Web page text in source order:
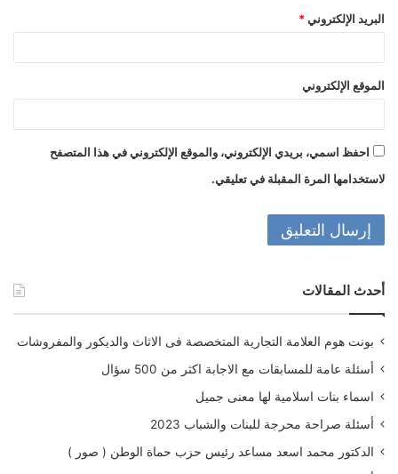
البريد الإلكتروني *
الموقع الإلكتروني
احفظ اسمي، بريدي الإلكتروني، والموقع الإلكتروني في هذا المتصفح
لاستخدامها المرة المقبلة في تعليقي.
أحدث المقالات
بونت هوم العلامة التجارية المتخصصة فى الاثاث والديكور والمفروشات
أسئلة عامة للمسابقات مع الاجابة اكثر من 500 سؤال
اسماء بنات اسلامية لها معنى جميل
أسئلة صراحة محرجة للبنات والشباب 2023
الدكتور محمد اسعد مساعد رئيس حزب حماة الوطن ( صور )